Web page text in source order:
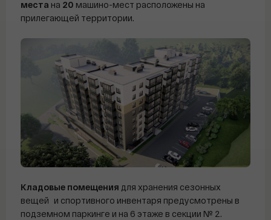
места на 20 машино-мест расположены на
прилегающей территории.
Кладовые помещения для хранения сезонных
вещей и спортивного инвентаря предусмотрены в
подземном паркинге и на 6 этаже в секции № 2.